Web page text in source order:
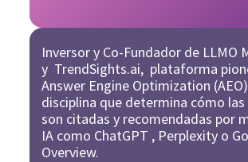
Inversor y Co-Fundador de LLMO
y TrendSights.ai, plataforma
Answer Engine Optimization
disciplina que determina cómo las
son citadas y recomendadas por
IA como ChatGPT , Perplexity o
Overview.